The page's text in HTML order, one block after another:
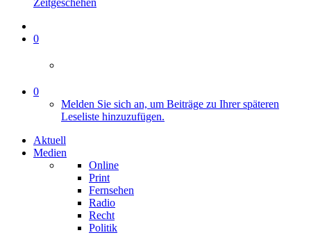
0
0
Melden Sie sich an, um Beiträge zu Ihrer späteren
Leseliste hinzuzufügen.
Aktuell
Medien
Online
Print
Fernsehen
Radio
Recht
Politik